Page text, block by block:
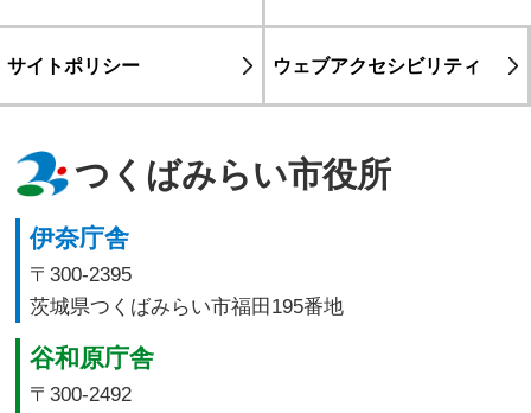
サイトポリシー ウェブアクセシビリティ
つくばみらい市役所
伊奈庁舎
〒300-2395
茨城県つくばみらい市福田195番地
谷和原庁舎
〒300-2492